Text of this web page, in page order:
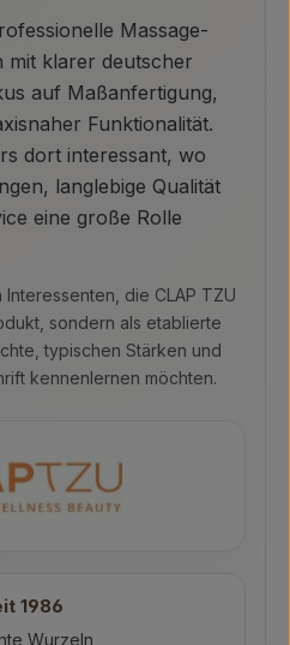
Massage-
mit klarer deutscher
auf Maßanfertigung,
Funktionalität.
dort interessant, wo
langlebige Qualität
eine große Rolle
die CLAP TZU
sondern als etablierte
typischen Stärken und
kennenlernen möchten.
1986
Wurzeln